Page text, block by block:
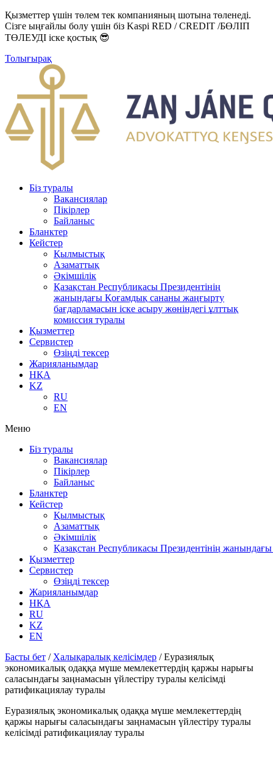
Қызметтер үшін төлем тек компанияның шотына төленеді.
Сізге ыңғайлы болу үшін біз Kaspi RED / CREDIT /БӨЛІП
ТӨЛЕУДІ іске қостық 😎
Толығырақ
Біз туралы
Вакансиялар
Пікірлер
Байланыс
Бланктер
Кейстер
Қылмыстық
Азаматтық
Әкімшілік
Қазақстан Республикасы Президентінің
жанындағы Қоғамдық сананы жаңғырту
бағдарламасын іске асыру жөніндегі ұлттық
комиссия туралы
Қызметтер
Сервистер
Өзіңді тексер
Жарияланымдар
НҚА
KZ
RU
EN
Меню
Біз туралы
Вакансиялар
Пікірлер
Байланыс
Бланктер
Кейстер
Қылмыстық
Азаматтық
Әкімшілік
Қазақстан Республикасы Президентінің
Қызметтер
Сервистер
Өзіңді тексер
Жарияланымдар
НҚА
RU
KZ
EN
Басты бет / Халықаралық келісімдер /Еуразиялық
экономикалық одаққа мүше мемлекеттердің қаржы нарығы
саласындағы заңнамасын үйлестіру туралы келісімді
ратификациялау туралы
Еуразиялық экономикалық одаққа мүше мемлекеттердің
қаржы нарығы саласындағы заңнамасын үйлестіру туралы
келісімді ратификациялау туралы